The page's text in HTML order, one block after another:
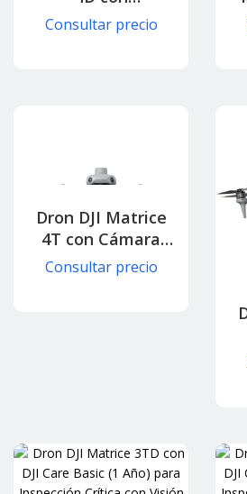
Multisensor para
Topografía,
Consultar precio
Dron DJI Matrice
4T con Cámara
Térmica y Zoom
Inteligente para
Consultar precio